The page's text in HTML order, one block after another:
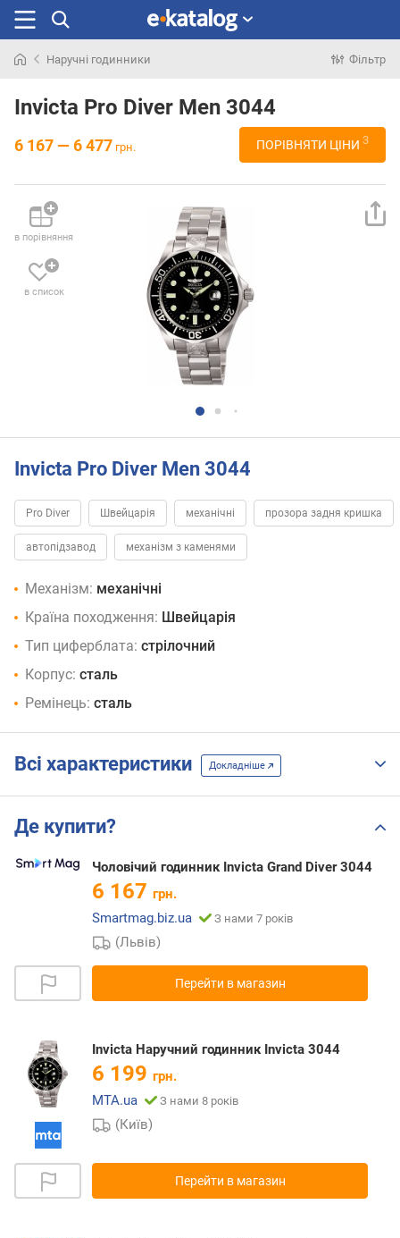
раніше
Наручні годинники Фільтр
Invicta Pro Diver Men 3044
6 167 — 6 477 грн. ПОРІВНЯТИ ЦІНИ 3
в порівняння
в список
Invicta Pro Diver Men 3044
Pro Diver Швейцарія механічні прозора задня кришка
автопідзавод механізм з каменями
Механізм: механічні
Країна походження: Швейцарія
Тип циферблата: стрілочний
Корпус: сталь
Ремінець: сталь
Всі характеристики Докладніше
Де купити?
Чоловічий годинник Invicta Grand Diver 3044
6 167 грн.
Smartmag.biz.ua
З нами 7 років
(Львів)
Перейти в магазин
Invicta Наручний годинник Invicta 3044
6 199 грн.
MTA.ua
З нами 8 років
(Київ)
Перейти в магазин